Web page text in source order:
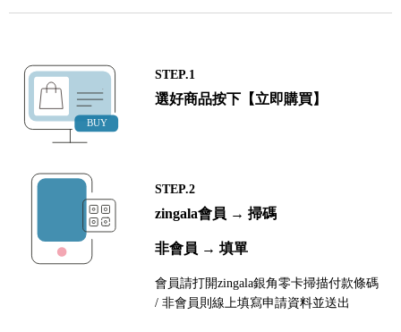
STEP.1
選好商品按下【立即購買】
STEP.2
zingala會員 → 掃碼
非會員 → 填單
會員請打開zingala銀角零卡掃描付款條碼
/ 非會員則線上填寫申請資料並送出